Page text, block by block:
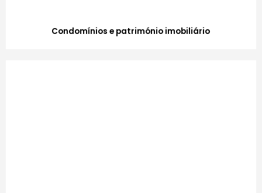
Condomínios e património imobiliário